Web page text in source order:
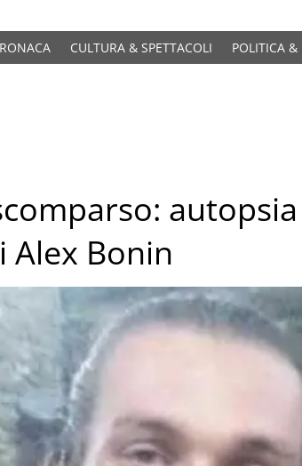
CULTURA & SPETTACOLI POLITICA
Alex Bonin